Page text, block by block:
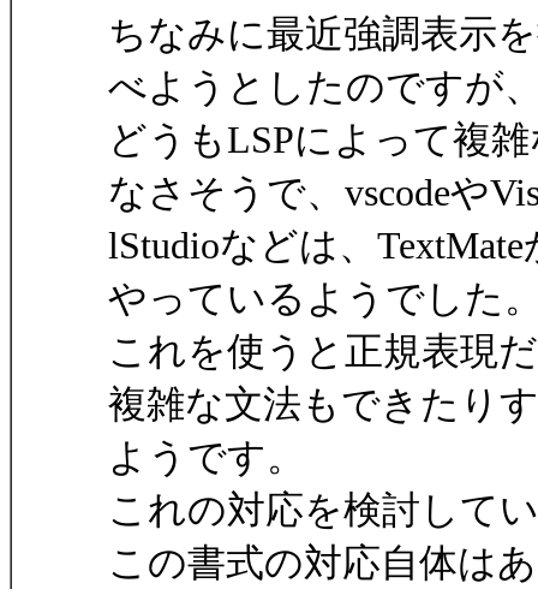
ちなみに最近強調表示
べようとしたのですが
どうもLSPによって複
なさそうで、vscodeや
lStudioなどは、
やっているようでした
これを使うと正規表現
複雑な文法もできたり
ようです。
これの対応を検討して
この書式の対応自体は